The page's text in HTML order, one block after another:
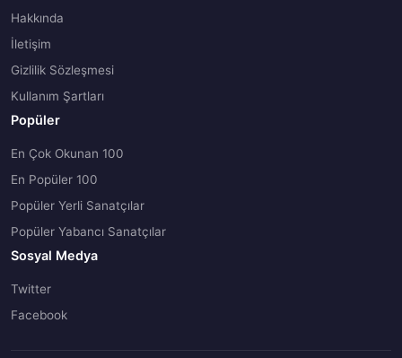
Hakkında
İletişim
Gizlilik Sözleşmesi
Kullanım Şartları
Popüler
En Çok Okunan 100
En Popüler 100
Popüler Yerli Sanatçılar
Popüler Yabancı Sanatçılar
Sosyal Medya
Twitter
Facebook